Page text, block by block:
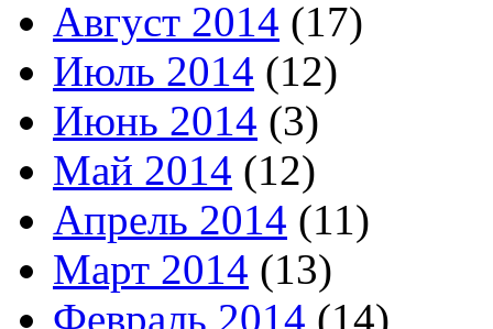
Август 2014 (17)
Июль 2014 (12)
Июнь 2014 (3)
Май 2014 (12)
Апрель 2014 (11)
Март 2014 (13)
Февраль 2014 (14)